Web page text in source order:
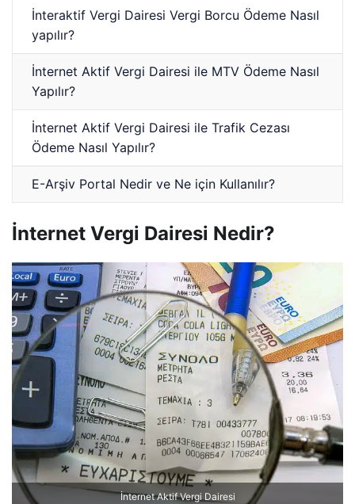
İnteraktif Vergi Dairesi Vergi Borcu Ödeme Nasıl
yapılır?
İnternet Aktif Vergi Dairesi ile MTV Ödeme Nasıl
Yapılır?
İnternet Aktif Vergi Dairesi ile Trafik Cezası
Ödeme Nasıl Yapılır?
E-Arşiv Portal Nedir ve Ne için Kullanılır?
İnternet Vergi Dairesi Nedir?
İnternet Aktif Vergi Dairesi